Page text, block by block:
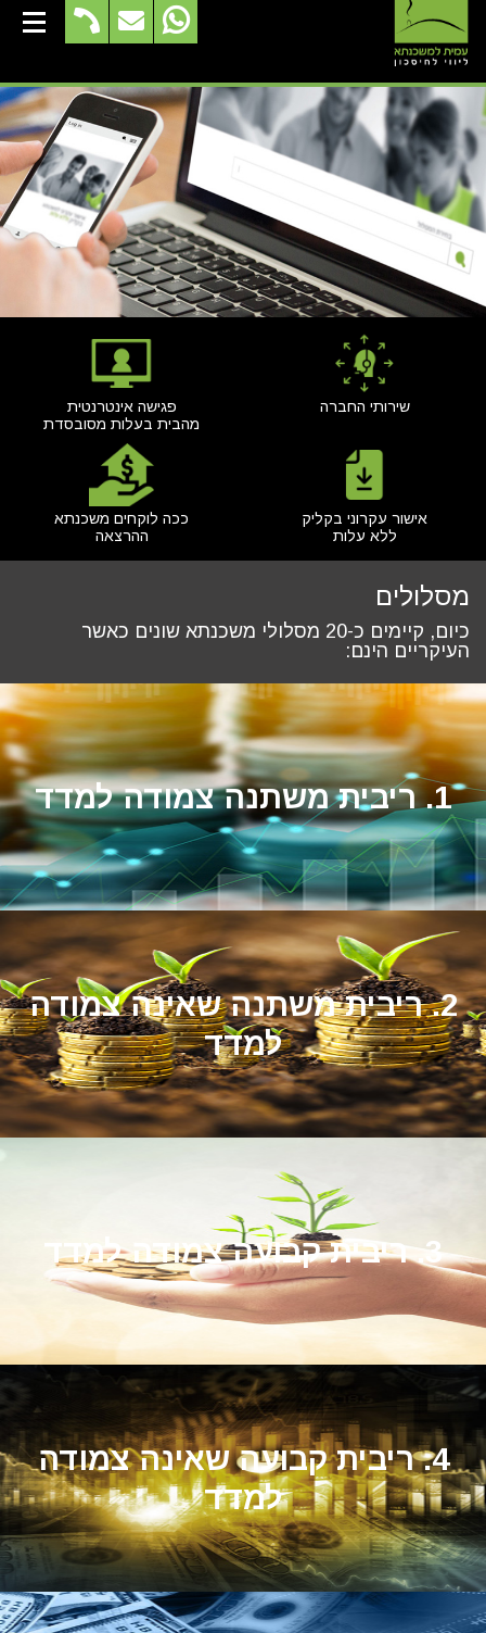
שירותי החברה
פגישה אינטרנטית
מהבית בעלות מסובסדת
אישור עקרוני בקליק
ללא עלות
ככה לוקחים משכנתא
ההרצאה
מסלולים
כיום, קיימים כ-20 מסלולי משכנתא שונים כאשר
העיקריים הינם:
1. ריבית משתנה צמודה למדד
2. ריבית משתנה שאינה צמודה
למדד
3. ריבית קבועה צמודה למדד
4. ריבית קבועה שאינה צמודה
למדד